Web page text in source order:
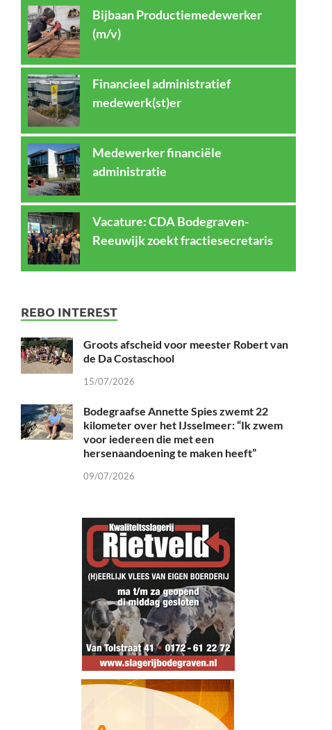
Bijbaan Productiemedewerker
(m/v)
Financieel administratief
medewerk(st)er
Medewerker financiële
administratie
Vacature: CDA Bodegraven-
Reeuwijk zoekt fractiesecretaris
REBO INTEREST
Groots afscheid voor meester Robert van
de Da Costaschool
15/07/2026
Bodegraafse Annette Spies zwemt 22
kilometer over het IJsselmeer: “Ik zwem
voor iedereen die met een
hersenaandoening te maken heeft”
09/07/2026